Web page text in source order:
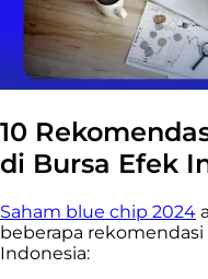
10
di Bursa Efek
Saham blue chip 2024
beberapa
Indonesia: